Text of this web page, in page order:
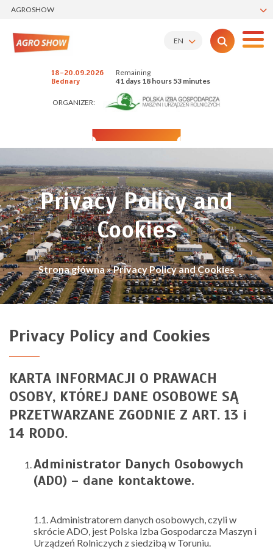
AGROSHOW
18-20.09.2026
Bednary
Remaining
41 days 18 hours 53 minutes
ORGANIZER:
EN
Privacy Policy and
Cookies
Strona główna»Privacy Policy and Cookies
Privacy Policy and Cookies
KARTA INFORMACJI O PRAWACH
OSOBY, KTÓREJ DANE OSOBOWE SĄ
PRZETWARZANE ZGODNIE Z ART. 13 i
14 RODO.
Administrator Danych Osobowych
(ADO) – dane kontaktowe.
1.1. Administratorem danych osobowych, czyli w
skrócie ADO, jest Polska Izba Gospodarcza Maszyn i
Urządzeń Rolniczych z siedzibą w Toruniu.